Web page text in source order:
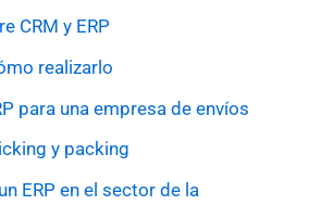
CRM y ERP
realizarlo
para una empresa de envíos
y packing
ERP en el sector de la